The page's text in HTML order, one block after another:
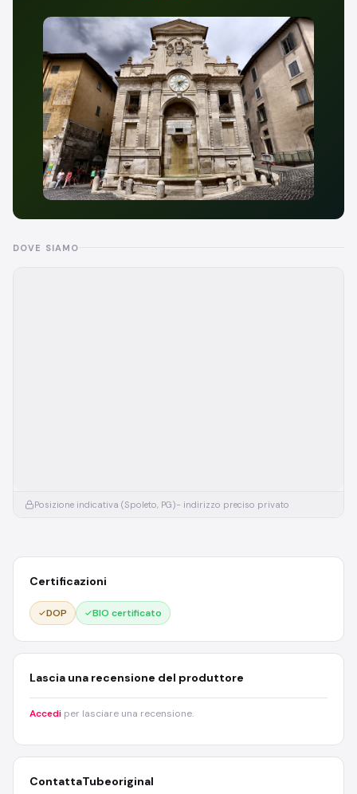
DOVE SIAMO
Posizione indicativa (Spoleto, PG)- indirizzo preciso privato
Certificazioni
DOP BIO certificato
Lascia una recensione del produttore
Accedi per lasciare una recensione.
ContattaTubeoriginal